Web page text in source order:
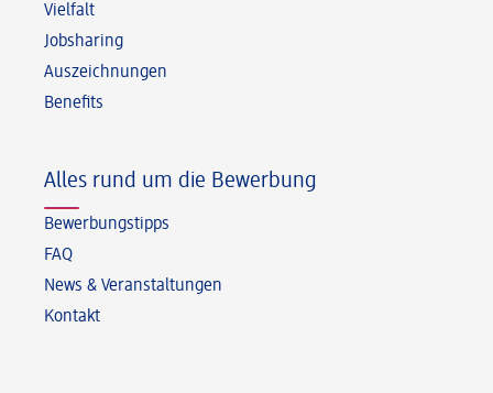
Vielfalt
Jobsharing
Auszeichnungen
Benefits
Alles rund um die Bewerbung
Bewerbungstipps
FAQ
News & Veranstaltungen
Kontakt